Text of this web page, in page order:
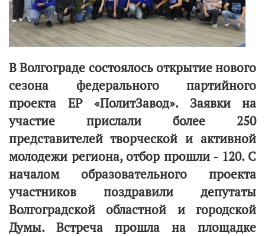
В Волгограде состоялось открытие нового
сезона федерального партийного
проекта ЕР «ПолитЗавод». Заявки на
участие прислали более 250
представителей творческой и активной
молодежи региона, отбор прошли - 120. С
началом образовательного проекта
участников поздравили депутаты
Волгоградской областной и городской
Думы. Встреча прошла на площадке